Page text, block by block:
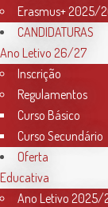
Erasmus+ 2025/
CANDIDATURAS
Ano Letivo 26/27
Inscrição
Regulamentos
Curso Básico
Curso Secundário
Oferta
Educativa
Ano Letivo 2025/